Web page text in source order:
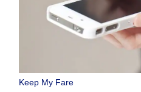
Keep My Fare